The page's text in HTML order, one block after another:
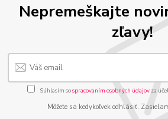
Nepremeškajte
zľavy!
Súhlasím sospracovaním osobných údajov za
Môžete sa kedykoľvek odhlásiť.